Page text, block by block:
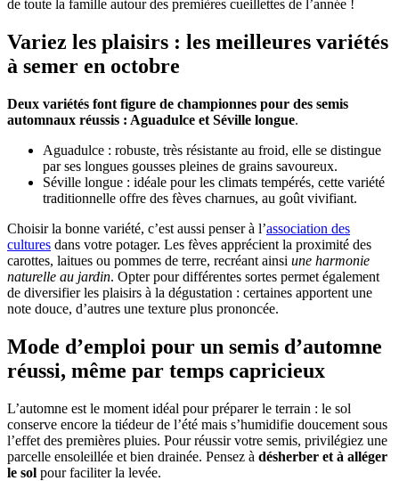
de toute la famille autour des premières cueillettes de l’année !
Variez les plaisirs : les meilleures variétés
à semer en octobre
Deux variétés font figure de championnes pour des semis
automnaux réussis : Aguadulce et Séville longue.
Aguadulce : robuste, très résistante au froid, elle se distingue
par ses longues gousses pleines de grains savoureux.
Séville longue : idéale pour les climats tempérés, cette variété
traditionnelle offre des fèves charnues, au goût vivifiant.
Choisir la bonne variété, c’est aussi penser à l’association des
cultures dans votre potager. Les fèves apprécient la proximité des
carottes, laitues ou pommes de terre, recréant ainsi une harmonie
naturelle au jardin. Opter pour différentes sortes permet également
de diversifier les plaisirs à la dégustation : certaines apportent une
note douce, d’autres une texture plus prononcée.
Mode d’emploi pour un semis d’automne
réussi, même par temps capricieux
L’automne est le moment idéal pour préparer le terrain : le sol
conserve encore la tiédeur de l’été mais s’humidifie doucement sous
l’effet des premières pluies. Pour réussir votre semis, privilégiez une
parcelle ensoleillée et bien drainée. Pensez à désherber et à alléger
le sol pour faciliter la levée.